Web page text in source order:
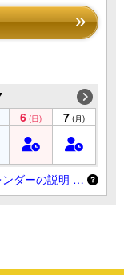
6 (日) 7 (月)
ンダーの説明 …